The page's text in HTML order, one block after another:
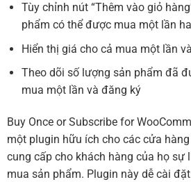
Tùy chỉnh nút “Thêm vào giỏ
phẩm có thể được mua một lần
Hiển thị giá cho cả mua một lần
Theo dõi số lượng sản phẩm đã
mua một lần và đăng ký
Buy Once or Subscribe for
một plugin hữu ích cho các cửa
cung cấp cho khách hàng của họ sự
mua sản phẩm. Plugin này dễ cài